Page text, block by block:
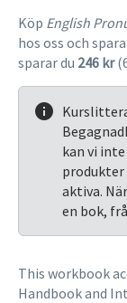
Köp English
hos oss och
sparar du 246 kr
kan vi
aktiva.
en bok,
This workbook
Handbook and